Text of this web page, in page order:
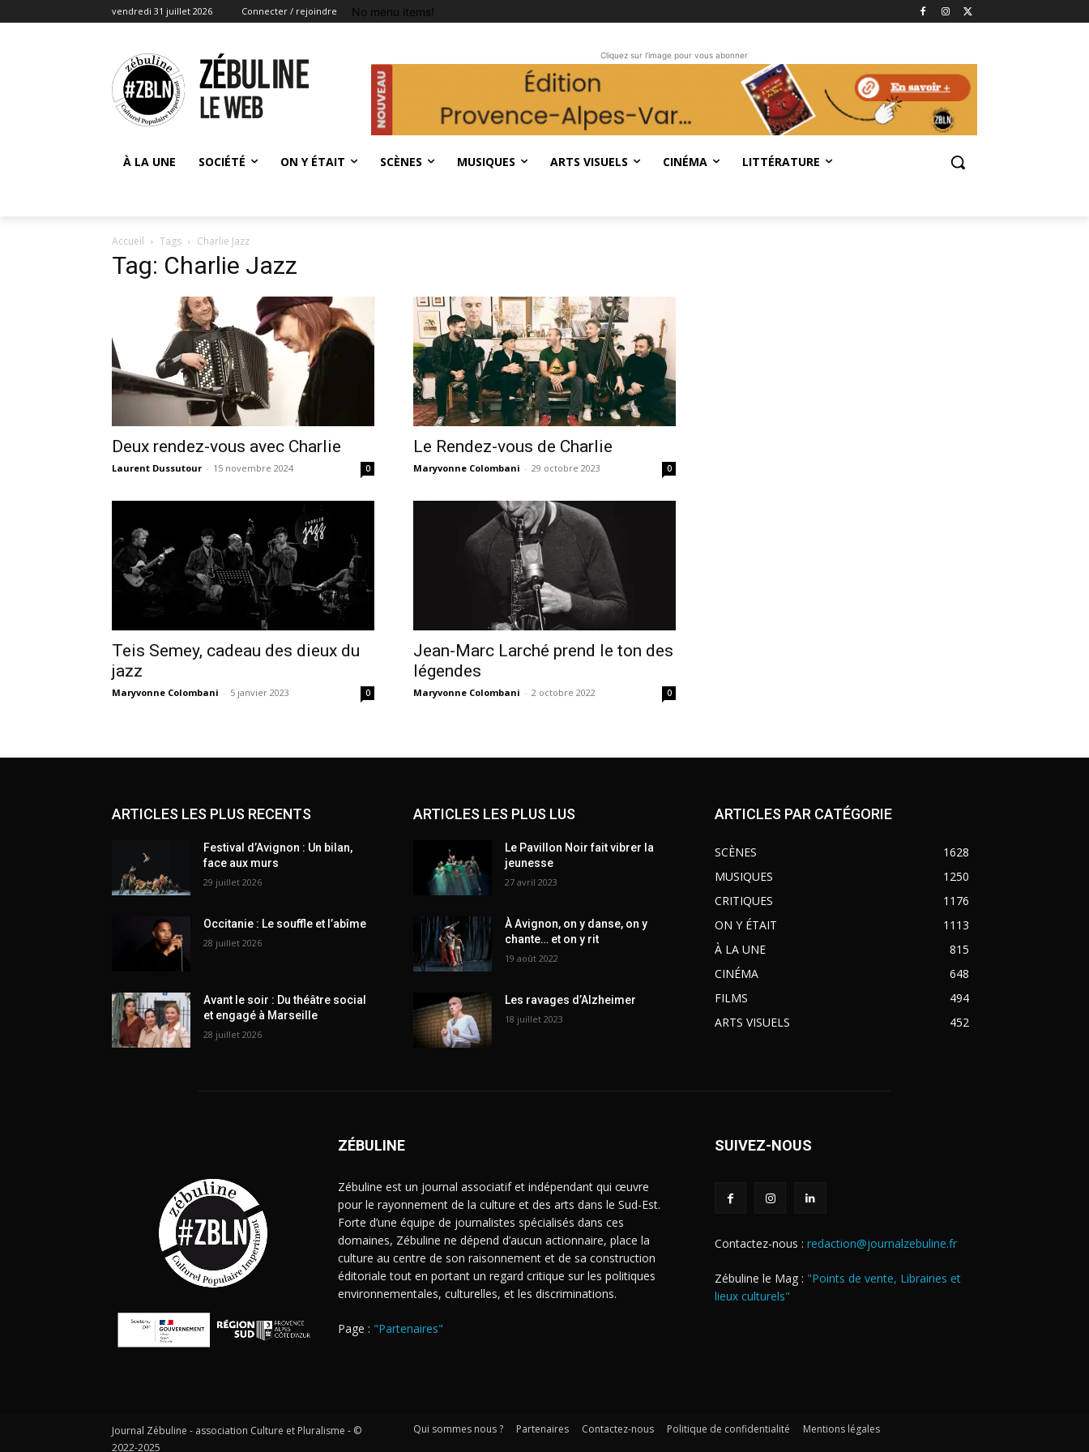
vendredi 31 juillet 2026 Connecter / rejoindre No menu items!
Cliquez sur l'image pour vous abonner
À LA UNE SOCIÉTÉ ON Y ÉTAIT SCÈNES MUSIQUES ARTS VISUELS CINÉMA LITTÉRATURE
Accueil Tags Charlie Jazz
Tag: Charlie Jazz
Deux rendez-vous avec Charlie
Laurent Dussutour - 15 novembre 2024 0
Le Rendez-vous de Charlie
Maryvonne Colombani - 29 octobre 2023 0
Teis Semey, cadeau des dieux du
jazz
Maryvonne Colombani - 5 janvier 2023 0
Jean-Marc Larché prend le ton des
légendes
Maryvonne Colombani - 2 octobre 2022 0
ARTICLES LES PLUS RECENTS
Festival d’Avignon : Un bilan,
face aux murs
29 juillet 2026
Occitanie : Le souffle et l’abîme
28 juillet 2026
Avant le soir : Du théâtre social
et engagé à Marseille
28 juillet 2026
ARTICLES LES PLUS LUS
Le Pavillon Noir fait vibrer la
jeunesse
27 avril 2023
À Avignon, on y danse, on y
chante… et on y rit
19 août 2022
Les ravages d’Alzheimer
18 juillet 2023
ARTICLES PAR CATÉGORIE
SCÈNES
1628
MUSIQUES
1250
CRITIQUES
1176
ON Y ÉTAIT
1113
À LA UNE
815
CINÉMA
648
FILMS
494
ARTS VISUELS
452
ZÉBULINE
Zébuline est un journal associatif et indépendant qui œuvre
pour le rayonnement de la culture et des arts dans le Sud-Est.
Forte d’une équipe de journalistes spécialisés dans ces
domaines, Zébuline ne dépend d’aucun actionnaire, place la
culture au centre de son raisonnement et de sa construction
éditoriale tout en portant un regard critique sur les politiques
environnementales, culturelles, et les discriminations.
Page : "Partenaires"
SUIVEZ-NOUS
Contactez-nous : redaction@journalzebuline.fr
Zébuline le Mag : "Points de vente, Librairies et
lieux culturels"
Journal Zébuline - association Culture et Pluralisme - ©
2022-2025
Qui sommes nous ? Partenaires Contactez-nous Politique de confidentialité Mentions légales